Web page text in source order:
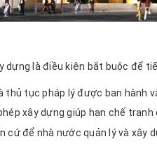
dựng là điều kiện bắt buộc để
thủ tục pháp lý được ban hành
xây dựng giúp hạn chế
cứ để nhà nước quản lý và xây